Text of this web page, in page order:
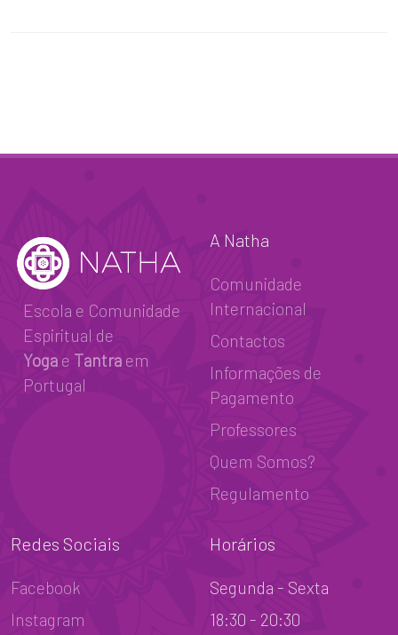
Escola e Comunidade
Espiritual de
Yoga e Tantra em
Portugal
A Natha
Comunidade
Internacional
Contactos
Informações de
Pagamento
Professores
Quem Somos?
Regulamento
Redes Sociais
Facebook
Instagram
Horários
Segunda - Sexta
18:30 - 20:30